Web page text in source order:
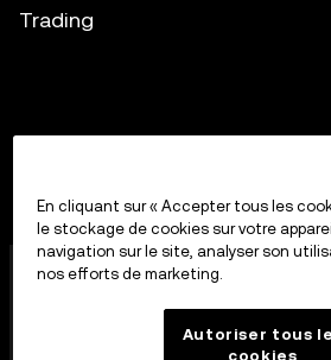
Trading
OKX Middle East Fintech FZE
la référence VASP VL/23/12/003
des services d'échange d'actifs
En cliquant sur « Accepter tous les
le stockage de cookies sur votre
navigation sur le site, analyser son
nos efforts de marketing.
Autoriser tous
cookies